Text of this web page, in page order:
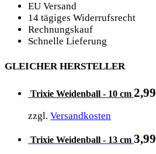
EU Versand
14 tägiges Widerrufsrecht
Rechnungskauf
Schnelle Lieferung
GLEICHER HERSTELLER
Trixie Weidenball - 10 cm 2,99
zzgl. Versandkosten
Trixie Weidenball - 13 cm 3,99